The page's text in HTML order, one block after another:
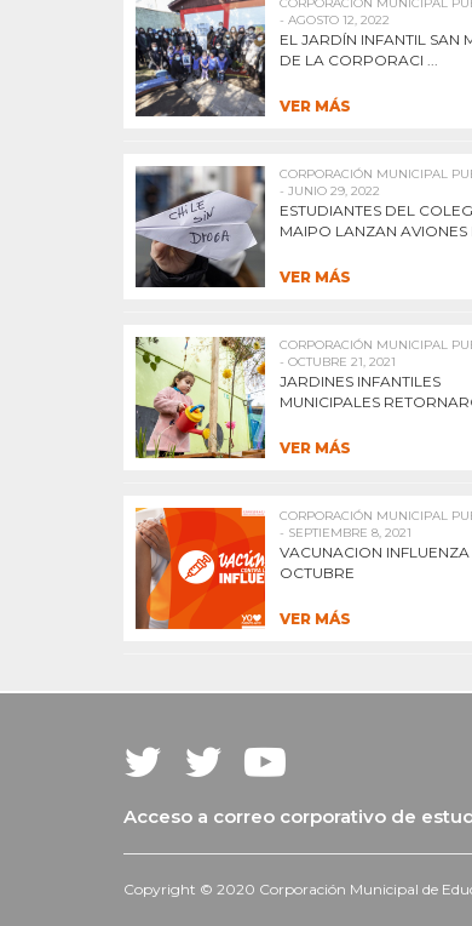
- AGOSTO 12, 2022
EL JARDÍN INFANTIL SAN
DE LA CORPORACI ...
VER MÁS
CORPORACIÓN MUNICIPAL
- JUNIO 29, 2022
ESTUDIANTES DEL
MAIPO LANZAN AVIONES
VER MÁS
CORPORACIÓN MUNICIPAL
- OCTUBRE 21, 2021
JARDINES INFANTILES
MUNICIPALES
VER MÁS
CORPORACIÓN MUNICIPAL
- SEPTIEMBRE 8, 2021
VACUNACION INFLUENZA
OCTUBRE
VER MÁS
Acceso a correo corporativo de
Copyright © 2020 Corporación Municipal de